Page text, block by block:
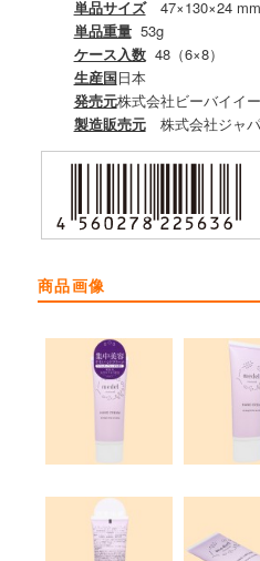
単品サイズ47×130×24 mm
単品重量53g
ケース入数48（6×8）
生産国日本
発売元株式会社ビーバイイー
製造販売元株式会社ジャパ
商品画像